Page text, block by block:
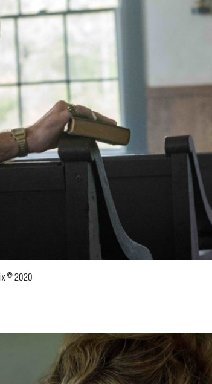
© 2020